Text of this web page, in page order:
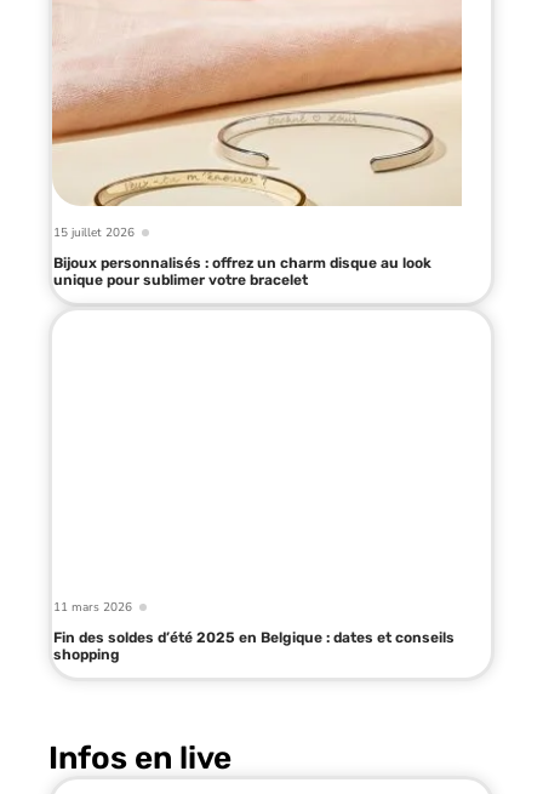
15 juillet 2026
Bijoux personnalisés : offrez un charm disque au look
unique pour sublimer votre bracelet
11 mars 2026
Fin des soldes d’été 2025 en Belgique : dates et conseils
shopping
Infos en live